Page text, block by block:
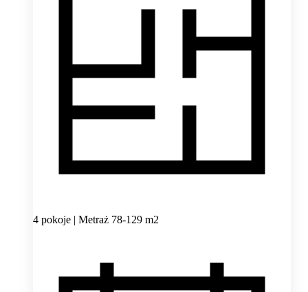
4 pokoje | Metraż 78-129 m2